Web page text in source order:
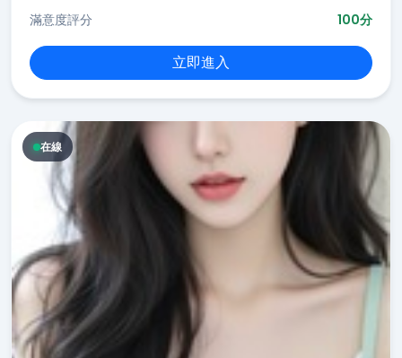
滿意度評分
100分
立即進入
在線